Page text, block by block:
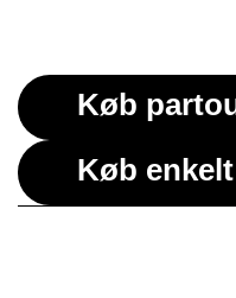
Køb
Køb